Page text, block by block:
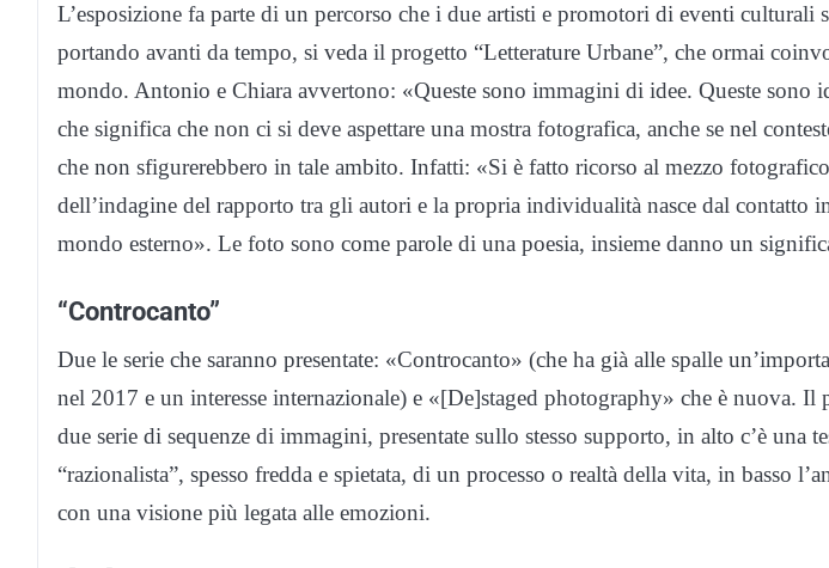
L’esposizione fa parte di un percorso che i due artisti e promotori di eventi culturali
portando avanti da tempo, si veda il progetto “Letterature Urbane”, che ormai
mondo. Antonio e Chiara avvertono: «Queste sono immagini di idee. Queste sono
che significa che non ci si deve aspettare una mostra fotografica, anche se nel
che non sfigurerebbero in tale ambito. Infatti: «Si è fatto ricorso al mezzo
dell’indagine del rapporto tra gli autori e la propria individualità nasce dal contatto
mondo esterno». Le foto sono come parole di una poesia, insieme danno un
“Controcanto”
Due le serie che saranno presentate: «Controcanto» (che ha già alle spalle
nel 2017 e un interesse internazionale) e «[De]staged photography» che è nuova. Il
due serie di sequenze di immagini, presentate sullo stesso supporto, in alto c’è una
“razionalista”, spesso fredda e spietata, di un processo o realtà della vita, in basso
con una visione più legata alle emozioni.